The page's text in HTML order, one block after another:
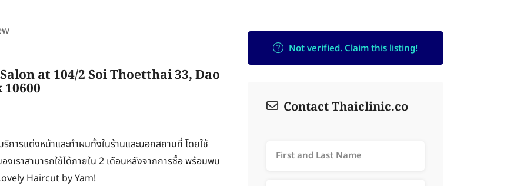
at 104/2 Soi Thoetthai 33, Dao
ารแต่งหน้าและทำผมทั้งในร้านและนอกสถานที่ โดยใช้
เราสามารถใช้ได้ภายใน 2 เดือนหลังจากการซื้อ พร้อมพบ
Haircut by Yam!
Not verified. Claim this listing!
Contact Thaiclinic.co